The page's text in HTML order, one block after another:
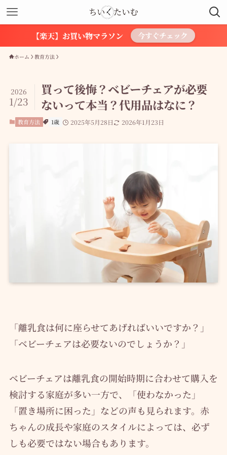
【楽天】お買い物マラソン 今すぐチェック
ホーム 教育方法
買って後悔？ベビーチェアが必要
ないって本当？代用品はなに？
2026
1/23
教育方法 1歳 2025年5月28日 2026年1月23日
「離乳食は何に座らせてあげればいいですか？」
「ベビーチェアは必要ないのでしょうか？」
ベビーチェアは離乳食の開始時期に合わせて購入を
検討する家庭が多い一方で、「使わなかった」
「置き場所に困った」などの声も見られます。赤
ちゃんの成長や家庭のスタイルによっては、必ず
しも必要ではない場合もあります。